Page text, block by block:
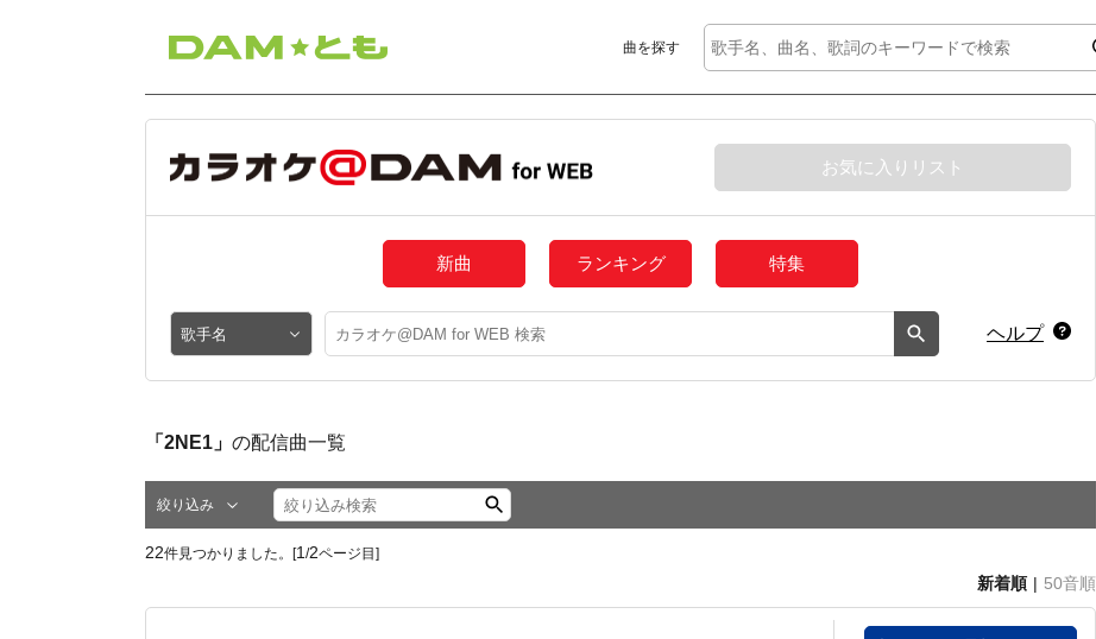
曲を探す
お気に入りリスト
新曲 ランキング 特集
ヘルプ
「2NE1」 の配信曲一覧
絞り込み
22件見つかりました。[1 /2ページ目]
新着順 50音順